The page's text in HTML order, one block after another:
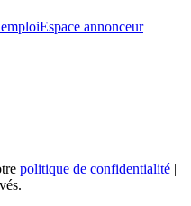
Espace annonceur
politique de confidentialité |